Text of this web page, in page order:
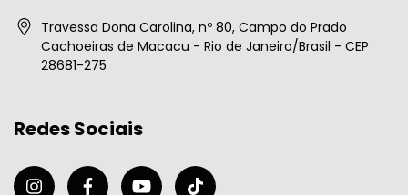
Travessa Dona Carolina, nº 80, Campo do Prado
Cachoeiras de Macacu - Rio de Janeiro/Brasil - CEP
28681-275
Redes Sociais